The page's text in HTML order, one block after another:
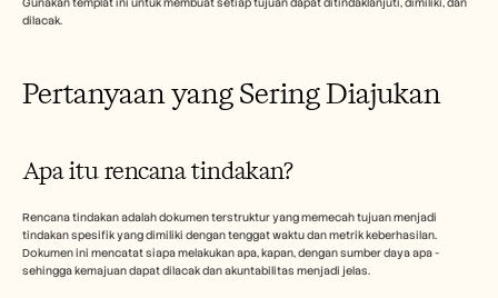
Gunakan templat ini untuk membuat setiap tujuan dapat ditindaklanjuti, dimiliki, dan
dilacak.
Pertanyaan yang Sering Diajukan
Apa itu rencana tindakan?
Rencana tindakan adalah dokumen terstruktur yang memecah tujuan menjadi
tindakan spesifik yang dimiliki dengan tenggat waktu dan metrik keberhasilan.
Dokumen ini mencatat siapa melakukan apa, kapan, dengan sumber daya apa -
sehingga kemajuan dapat dilacak dan akuntabilitas menjadi jelas.